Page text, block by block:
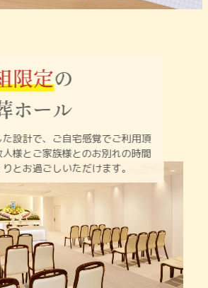
した設計で、ご自宅感覚でご利用頂
故人様とご家族様とのお別れの時間
くりとお過ごしいただけます。